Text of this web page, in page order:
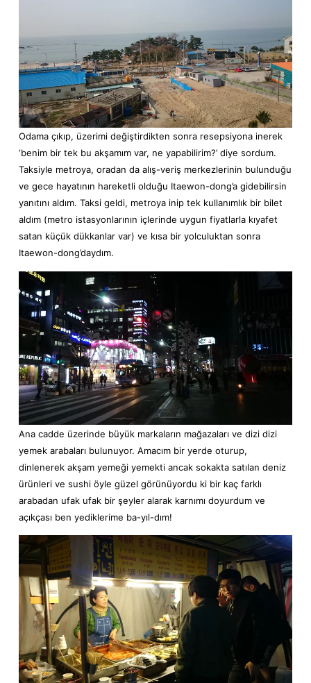
Odama çıkıp, üzerimi değiştirdikten sonra resepsiyona inerek
‘benim bir tek bu akşamım var, ne yapabilirim?’ diye sordum.
Taksiyle metroya, oradan da alış-veriş merkezlerinin bulunduğu
ve gece hayatının hareketli olduğu Itaewon-dong’a gidebilirsin
yanıtını aldım. Taksi geldi, metroya inip tek kullanımlık bir bilet
aldım (metro istasyonlarının içlerinde uygun fiyatlarla kıyafet
satan küçük dükkanlar var) ve kısa bir yolculuktan sonra
Itaewon-dong’daydım.
Ana cadde üzerinde büyük markaların mağazaları ve dizi dizi
yemek arabaları bulunuyor. Amacım bir yerde oturup,
dinlenerek akşam yemeği yemekti ancak sokakta satılan deniz
ürünleri ve sushi öyle güzel görünüyordu ki bir kaç farklı
arabadan ufak ufak bir şeyler alarak karnımı doyurdum ve
açıkçası ben yediklerime ba-yıl-dım!